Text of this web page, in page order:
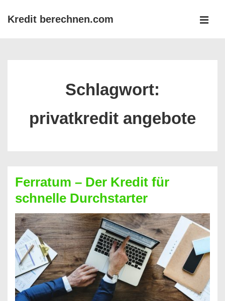
ZumKredit berechnen.com
Schlagwort:
privatkredit angebote
Ferratum – Der Kredit für
schnelle Durchstarter